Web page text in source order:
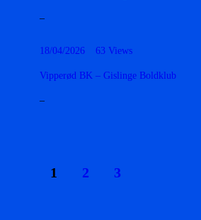
–
18/04/2026 63 Views
Vipperød BK – Gislinge Boldklub
–
PAGE
1 PAGE
2 PAGE
3